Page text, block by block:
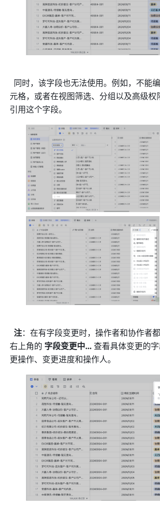
元格，或者在视图筛选、分组以及高级权
引用这个字段。
注：在有字段变更时，操作者和协作者
右上角的 字段变更中… 查看具体变更的
更操作、变更进度和操作人。